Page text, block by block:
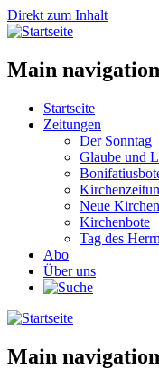
Direkt zum Inhalt
Main navigation
Startseite
Zeitungen
Der Sonntag
Glaube und
Neue
Kirchenbote
Tag des Herrn
Abo
Über uns
Main navigation